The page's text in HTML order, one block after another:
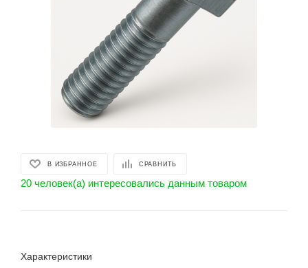
В ИЗБРАННОЕ СРАВНИТЬ
20 человек(а) интересовались данным товаром
Характеристики